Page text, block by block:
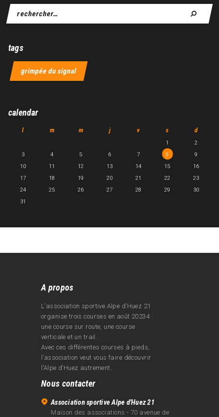
tags
grimpée du signal
calendar
l m m j v s d
1
2
3
4 5 6 7 8
9
10
11 12 13 14 15
16
17
18 19 20 21 22
23
24
25 26 27 28 29
30
31
A propos
L’association sportive Alpe d’Huez 21
organise trois courses en août 20234 :
une course sur route, une course
verticale et un trail.
Avec ces différentes courses à pieds,
l’association veut vous faire découvrir
l’Alpe d‘Huez autrement.
Nous contacter
Association sportive Alpe d'Huez 21
Maison des associations - 70 avenue de